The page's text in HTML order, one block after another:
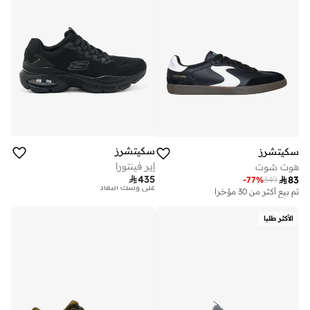
سكيتشرز
هوت شوت
83
349
-77%
تم بيع أكثر من 30 مؤخرا
سكيتشرز
إير فينتورا
435
توصيل مجاني
الأكثر طلبا